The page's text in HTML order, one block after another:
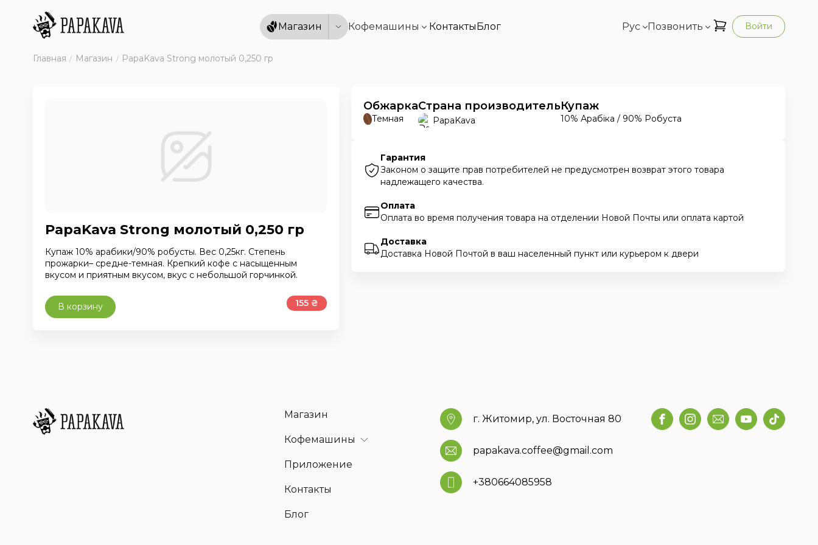
Магазин Кофемашины КонтактыБлог Рус Позвонить Войти
Главная Магазин PapaKava Strong молотый 0,250 гр
PapaKava Strong молотый 0,250 гр
Купаж 10% арабики/90% робусты. Вес 0,25кг. Степень
прожарки– средне-темная. Крепкий кофе с насыщенным
вкусом и приятным вкусом, вкус с небольшой горчинкой.
В корзину 155 ₴
Обжарка
Темная
Страна производитель
PapaKava
Купаж
10% Арабіка / 90% Робуста
Гарантия
Законом о защите прав потребителей не предусмотрен возврат этого товара
надлежащего качества.
Оплата
Оплата во время получения товара на отделении Новой Почты или оплата картой
Доставка
Доставка Новой Почтой в ваш населенный пункт или курьером к двери
Магазин
Кофемашины
Приложение
Контакты
Блог
г. Житомир, ул. Восточная 80
papakava.coffee@gmail.com
+380664085958